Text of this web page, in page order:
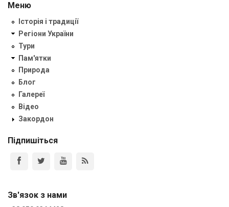
Меню
Історія і традиції
Регіони України
Тури
Пам'ятки
Природа
Блог
Галереї
Відео
Закордон
Підпишіться
Зв'язок з нами